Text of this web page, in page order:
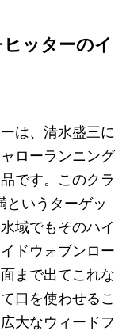
ッターのイ
は、清水盛三に
ローランニング
です。このクラ
というターゲッ
域でもそのハイ
ドウォブンロー
まで出てこれな
口を使わせるこ
大なウィードフ